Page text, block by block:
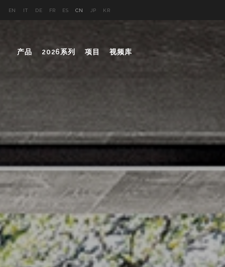
EN IT DE FR ES CN JP KR
产品 2026系列 项目 视频库